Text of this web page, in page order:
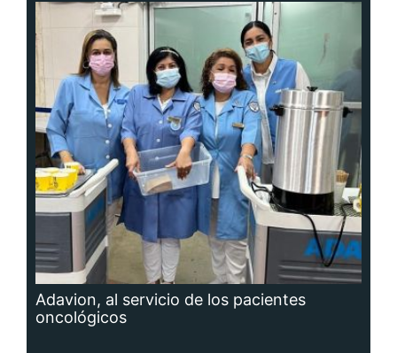
Adavion, al servicio de los pacientes
oncológicos